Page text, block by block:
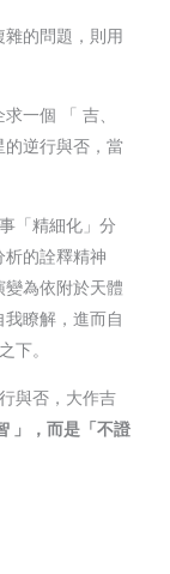
的問題，則用
一個 「 吉、
的逆行與否，當
「精細化」分
的詮釋精神
為依附於天體
瞭解，進而自
下。
與否，大作吉
」，而是「不證